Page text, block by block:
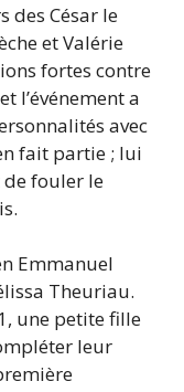
des César le
et Valérie
fortes contre
l’événement a
avec
fait partie ; lui
de fouler le
Emmanuel
Theuriau.
une petite fille
leur